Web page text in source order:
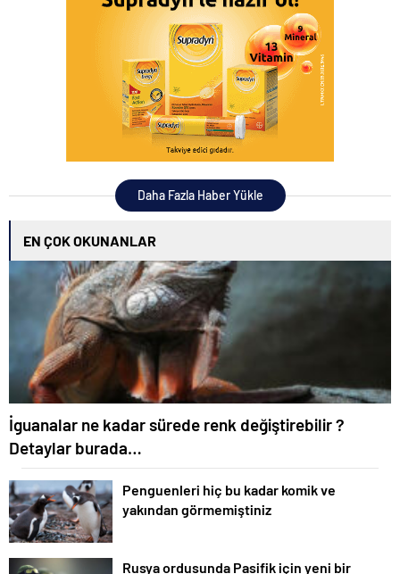
Daha Fazla Haber Yükle
EN ÇOK OKUNANLAR
İguanalar ne kadar sürede renk değiştirebilir ?
Detaylar burada…
Penguenleri hiç bu kadar komik ve
yakından görmemiştiniz
Rusya ordusunda Pasifik için yeni bir